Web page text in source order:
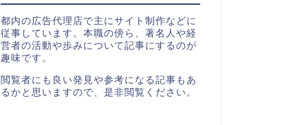
都内の広告代理店で主にサイト制作などに
従事しています。本職の傍ら、著名人や経
営者の活動や歩みについて記事にするのが
趣味です。
閲覧者にも良い発見や参考になる記事もあ
るかと思いますので、是非閲覧ください。